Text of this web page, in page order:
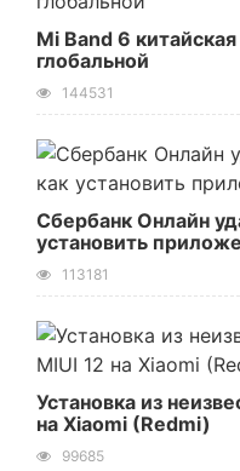
Mi Band 6
глобальной
144531
Сбербанк Онлайн
установить
113181
Установка из
на Xiaomi (Redmi)
99685